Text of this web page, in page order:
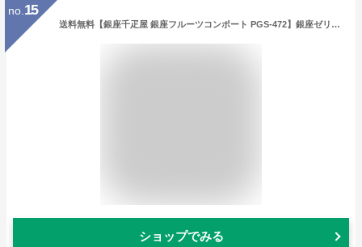
no. 15
送料無料【銀座千疋屋 銀座フルーツコンポート PGS-472】銀座ゼリー 銀座フルーツクーヘン ストレートジュース ギフト お礼 お返し お中元 御中元 お歳暮 御歳暮 お年賀 御年賀 お土産 出産内祝い 結婚内祝い
ショップでみる